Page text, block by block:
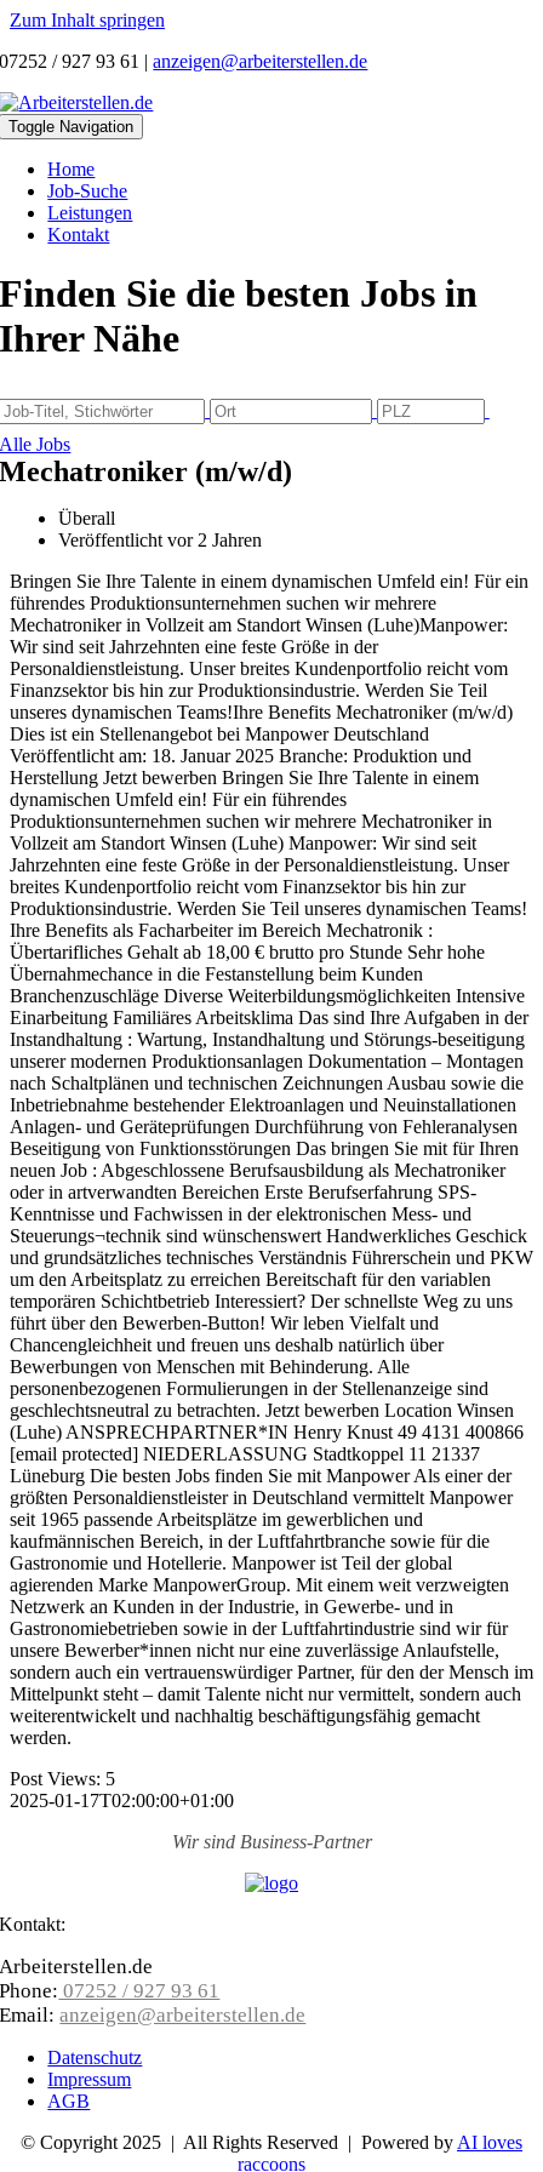
Zum Inhalt springen
07252 / 927 93 61 |anzeigen@arbeiterstellen.de
Toggle Navigation
Home
Job-Suche
Leistungen
Kontakt
Finden Sie die besten Jobs in
Ihrer Nähe
Alle Jobs
Mechatroniker (m/w/d)
Überall
Veröffentlicht vor 2 Jahren
Bringen Sie Ihre Talente in einem dynamischen Umfeld ein! Für ein
führendes Produktionsunternehmen suchen wir mehrere
Mechatroniker in Vollzeit am Standort Winsen (Luhe)Manpower:
Wir sind seit Jahrzehnten eine feste Größe in der
Personaldienstleistung. Unser breites Kundenportfolio reicht vom
Finanzsektor bis hin zur Produktionsindustrie. Werden Sie Teil
unseres dynamischen Teams!Ihre Benefits Mechatroniker (m/w/d)
Dies ist ein Stellenangebot bei Manpower Deutschland
Veröffentlicht am: 18. Januar 2025 Branche: Produktion und
Herstellung Jetzt bewerben Bringen Sie Ihre Talente in einem
dynamischen Umfeld ein! Für ein führendes
Produktionsunternehmen suchen wir mehrere Mechatroniker in
Vollzeit am Standort Winsen (Luhe) Manpower: Wir sind seit
Jahrzehnten eine feste Größe in der Personaldienstleistung. Unser
breites Kundenportfolio reicht vom Finanzsektor bis hin zur
Produktionsindustrie. Werden Sie Teil unseres dynamischen Teams!
Ihre Benefits als Facharbeiter im Bereich Mechatronik :
Übertarifliches Gehalt ab 18,00 € brutto pro Stunde Sehr hohe
Übernahmechance in die Festanstellung beim Kunden
Branchenzuschläge Diverse Weiterbildungsmöglichkeiten Intensive
Einarbeitung Familiäres Arbeitsklima Das sind Ihre Aufgaben in der
Instandhaltung : Wartung, Instandhaltung und Störungs-beseitigung
unserer modernen Produktionsanlagen Dokumentation – Montagen
nach Schaltplänen und technischen Zeichnungen Ausbau sowie die
Inbetriebnahme bestehender Elektroanlagen und Neuinstallationen
Anlagen- und Geräteprüfungen Durchführung von Fehleranalysen
Beseitigung von Funktionsstörungen Das bringen Sie mit für Ihren
neuen Job : Abgeschlossene Berufsausbildung als Mechatroniker
oder in artverwandten Bereichen Erste Berufserfahrung SPS-
Kenntnisse und Fachwissen in der elektronischen Mess- und
Steuerungs¬technik sind wünschenswert Handwerkliches Geschick
und grundsätzliches technisches Verständnis Führerschein und PKW
um den Arbeitsplatz zu erreichen Bereitschaft für den variablen
temporären Schichtbetrieb Interessiert? Der schnellste Weg zu uns
führt über den Bewerben-Button! Wir leben Vielfalt und
Chancengleichheit und freuen uns deshalb natürlich über
Bewerbungen von Menschen mit Behinderung. Alle
personenbezogenen Formulierungen in der Stellenanzeige sind
geschlechtsneutral zu betrachten. Jetzt bewerben Location Winsen
(Luhe) ANSPRECHPARTNER*IN Henry Knust 49 4131 400866
[email protected] NIEDERLASSUNG Stadtkoppel 11 21337
Lüneburg Die besten Jobs finden Sie mit Manpower Als einer der
größten Personal­dienst­leister in Deutschland vermittelt Manpower
seit 1965 passende Arbeits­plätze im gewerblichen und
kaufmännischen Bereich, in der Luftfahrt­branche sowie für die
Gastronomie und Hotellerie. Manpower ist Teil der global
agierenden Marke ManpowerGroup. Mit einem weit verzweigten
Netzwerk an Kunden in der Industrie, in Gewerbe- und in
Gastronomie­betrieben sowie in der Luftfahrt­industrie sind wir für
unsere Bewerber­*innen nicht nur eine zuverlässige Anlauf­stelle,
sondern auch ein vertrauens­würdiger Partner, für den der Mensch im
Mittelpunkt steht – damit Talente nicht nur vermittelt, sondern auch
weiter­entwickelt und nachhaltig beschäftigungs­fähig gemacht
werden.
Post Views: 5
2025-01-17T02:00:00+01:00
Wir sind Business-Partner
Kontakt:
Arbeiterstellen.de
Phone: 07252 / 927 93 61
Email:anzeigen@arbeiterstellen.de
Datenschutz
Impressum
AGB
© Copyright 2025 | All Rights Reserved | Powered by AI loves
raccoons